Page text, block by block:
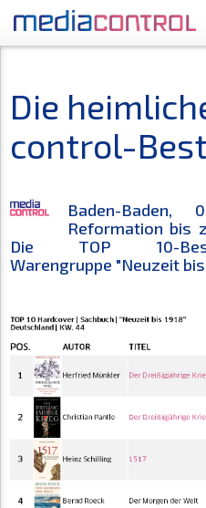
Die
control-
Baden-
Reformation bis
Die TOP 10-
Warengruppe "Neuzeit bis